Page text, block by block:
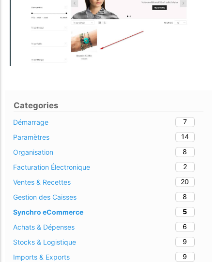
Categories
Démarrage
7
Paramètres
14
Organisation
8
Facturation Électronique
2
Ventes & Recettes
20
Gestion des Caisses
8
Synchro eCommerce
5
Achats & Dépenses
6
Stocks & Logistique
9
Imports & Exports
9